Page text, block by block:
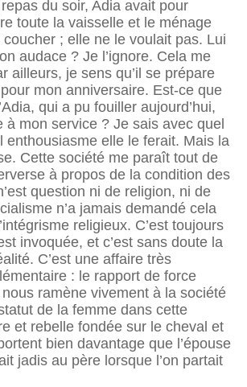
du soir, Adia avait pour
toute la vaisselle et le ménage
coucher ; elle ne le voulait pas. Lui
audace ? Je l’ignore. Cela me
ailleurs, je sens qu’il se prépare
mon anniversaire. Est-ce que
qui a pu fouiller aujourd’hui,
à mon service ? Je sais avec quel
enthou­siasme elle le ferait. Mais la
Cette société me paraît tout de
à propos de la condition des
question ni de religion, ni de
n’a jamais demandé cela
religieux. C’est toujours
invoquée, et c’est sans doute la
C’est une affaire très
: le rap­port de force
ramène vivement à la société
de la femme dans cette
et rebelle fondée sur le cheval et
bien davantage que l’épouse
jadis au père lorsque l’on partait